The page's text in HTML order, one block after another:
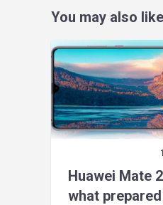
You may also like
Huawei Mate
what